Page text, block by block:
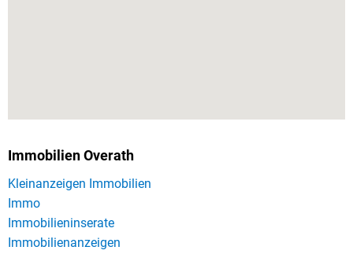
Immobilien Overath
Kleinanzeigen Immobilien
Immo
Immobilieninserate
Immobilienanzeigen